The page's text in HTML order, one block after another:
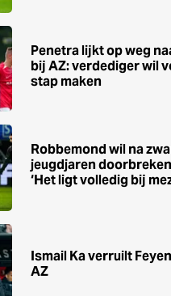
Penetra lijkt op weg
bij AZ: verdediger wil
stap maken
Robbemond wil na
jeugdjaren
‘Het ligt volledig bij
Ismail Ka verruilt
AZ